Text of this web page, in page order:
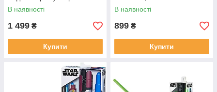
воїни", 19 см — Star Wars,
Mandalorian
В наявності
1 499 ₴
Купити
Lightsaber Forge
В наявності
899 ₴
Купити